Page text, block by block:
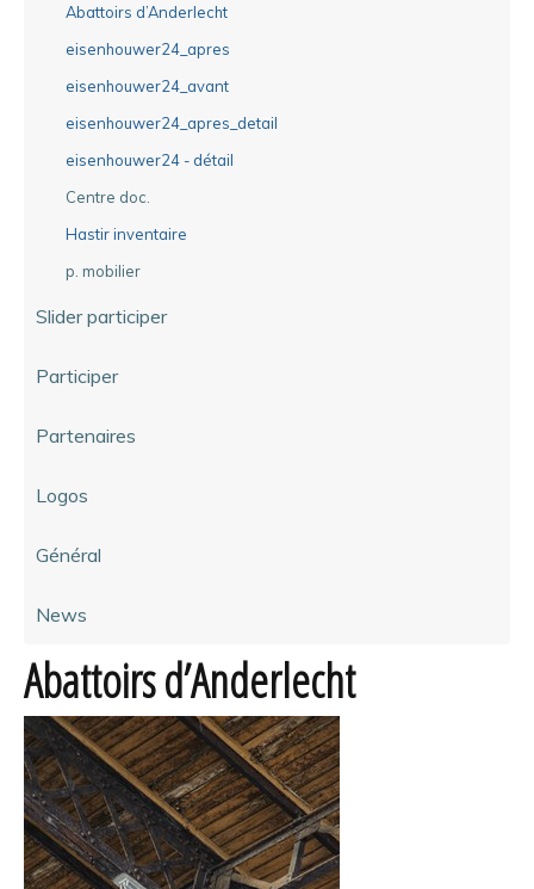
Abattoirs d’Anderlecht
eisenhouwer24_apres
eisenhouwer24_avant
eisenhouwer24_apres_detail
eisenhouwer24 - détail
Centre doc.
Hastir inventaire
p. mobilier
Slider participer
Participer
Partenaires
Logos
Général
News
Abattoirs d’Anderlecht